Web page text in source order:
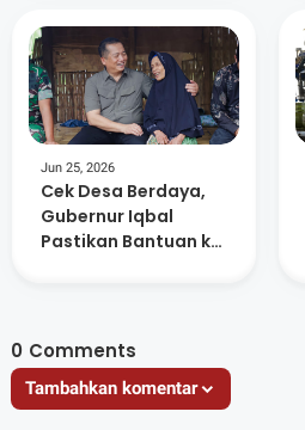
Jun 25, 2026
Cek Desa Berdaya,
Gubernur Iqbal
Pastikan Bantuan ke
0 Comments
Tambahkan komentar